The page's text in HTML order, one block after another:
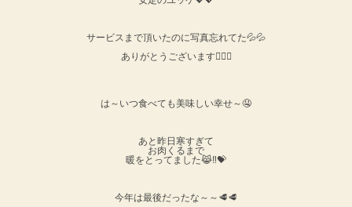
サービスまで頂いたのに写真忘れてた💦💦
ありがとうございます🙇‍♀️✨️
は～いつ食べても美味しい幸せ～🤤
あと昨日寒すぎて
お肉くるまで
暖をとってました😹‼️💝
今年は最後だったな～～🥩🥩